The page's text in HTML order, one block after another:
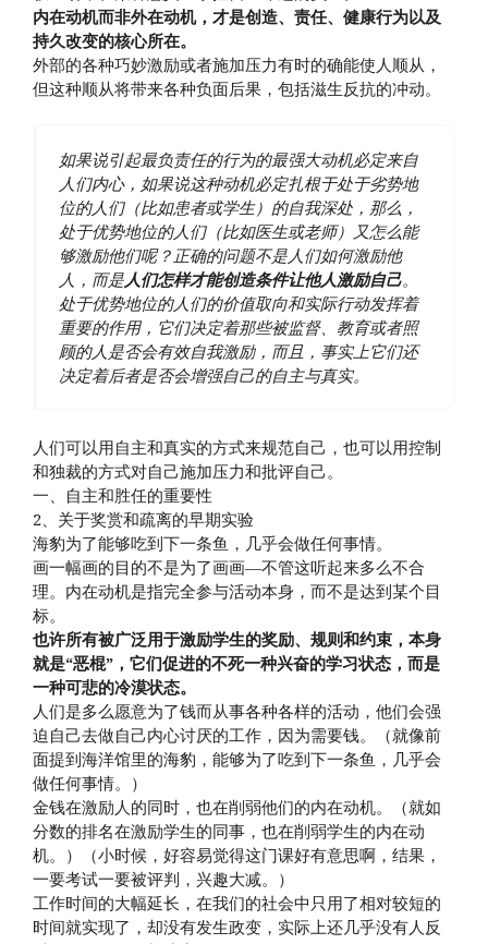
内在动机而非外在动机，才是创造、责任、健康行为以及
持久改变的核心所在。
外部的各种巧妙激励或者施加压力有时的确能使人顺从，
但这种顺从将带来各种负面后果，包括滋生反抗的冲动。
如果说引起最负责任的行为的最强大动机必定来自
人们内心，如果说这种动机必定扎根于处于劣势地
位的人们（比如患者或学生）的自我深处，那么，
处于优势地位的人们（比如医生或老师）又怎么能
够激励他们呢？正确的问题不是人们如何激励他
人，而是人们怎样才能创造条件让他人激励自己。
处于优势地位的人们的价值取向和实际行动发挥着
重要的作用，它们决定着那些被监督、教育或者照
顾的人是否会有效自我激励，而且，事实上它们还
决定着后者是否会增强自己的自主与真实。
人们可以用自主和真实的方式来规范自己，也可以用控制
和独裁的方式对自己施加压力和批评自己。
一、自主和胜任的重要性
2、关于奖赏和疏离的早期实验
海豹为了能够吃到下一条鱼，几乎会做任何事情。
画一幅画的目的不是为了画画—不管这听起来多么不合
理。内在动机是指完全参与活动本身，而不是达到某个目
标。
也许所有被广泛用于激励学生的奖励、规则和约束，本身
就是“恶棍”，它们促进的不死一种兴奋的学习状态，而是
一种可悲的冷漠状态。
人们是多么愿意为了钱而从事各种各样的活动，他们会强
迫自己去做自己内心讨厌的工作，因为需要钱。（就像前
面提到海洋馆里的海豹，能够为了吃到下一条鱼，几乎会
做任何事情。）
金钱在激励人的同时，也在削弱他们的内在动机。（就如
分数的排名在激励学生的同事，也在削弱学生的内在动
机。）（小时候，好容易觉得这门课好有意思啊，结果，
一要考试一要被评判，兴趣大减。）
工作时间的大幅延长，在我们的社会中只用了相对较短的
时间就实现了，却没有发生政变，实际上还几乎没有人反